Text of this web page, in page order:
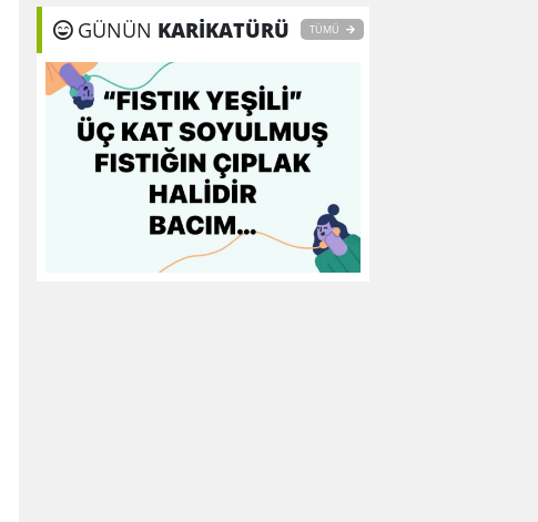
8
Fenerbahçe 0
0
10 Gaziantep FK 0 0
Gençlerbirliği 0 0
Göztepe 0 0
Başakşehir FK
Kasımpaşa
0
0
0
GÜNÜN KARİKATÜRÜ TÜMÜ